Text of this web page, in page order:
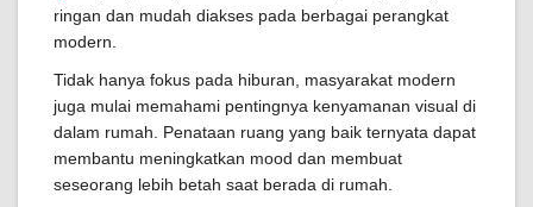
ringan dan mudah diakses pada berbagai perangkat
modern.
Tidak hanya fokus pada hiburan, masyarakat modern
juga mulai memahami pentingnya kenyamanan visual di
dalam rumah. Penataan ruang yang baik ternyata dapat
membantu meningkatkan mood dan membuat
seseorang lebih betah saat berada di rumah.